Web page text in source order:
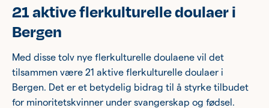
21 aktive flerkulturelle doulaer i
Bergen
Med disse tolv nye flerkulturelle doulaene vil det
tilsammen være 21 aktive flerkulturelle doulaer i
Bergen. Det er et betydelig bidrag til å styrke tilbudet
for minoritetskvinner under svangerskap og fødsel.